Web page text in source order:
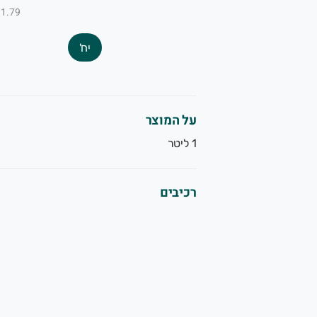
₪1.79 ל-
יח'
על המוצר
1 ליטר
רכיבים